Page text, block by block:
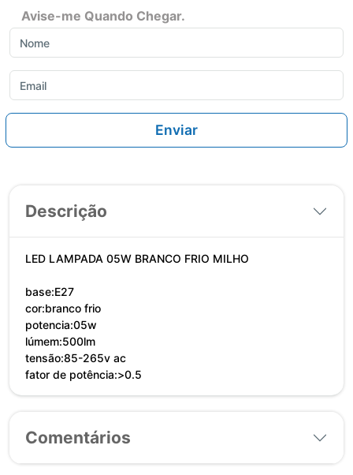
Avise-me Quando Chegar.
Enviar
Descrição
LED LAMPADA 05W BRANCO FRIO MILHO
base:E27
cor:branco frio
potencia:05w
lúmem:500lm
tensão:85-265v ac
fator de potência:>0.5
Comentários